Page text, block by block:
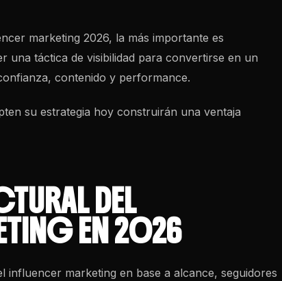
marketing 2026, la más importante es
una táctica de visibilidad para convertirse en un
contenido y performance.
su estrategia hoy construirán una ventaja
DEL
EN 2026
influencer marketing en base a alcance, seguidores